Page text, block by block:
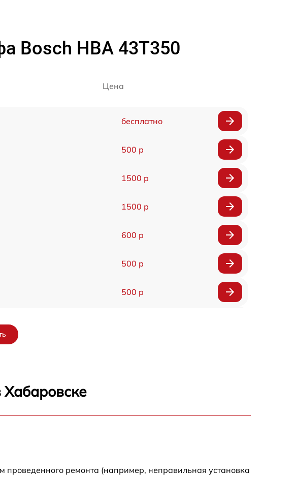
Bosch HBA 43T350
Цена
бесплатно
500 р
1500 р
1500 р
600 р
500 р
500 р
Хабаровске
проведенного ремонта (например, неправильная установка